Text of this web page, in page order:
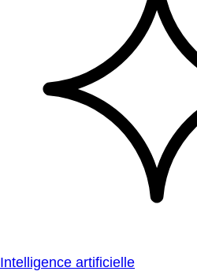
Intelligence artificielle